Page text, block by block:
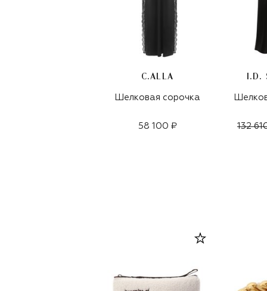
C.ALLA
Шелковая сорочка
58 100 ₽
I.D.
132